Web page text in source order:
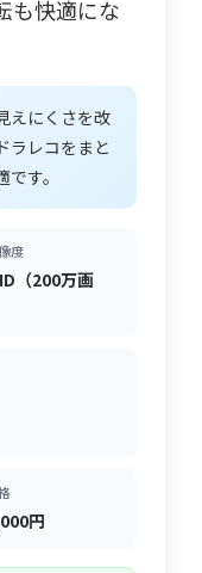
も快適にな
えにくさを改
ラレコをまと
す。
度
（200万画
円